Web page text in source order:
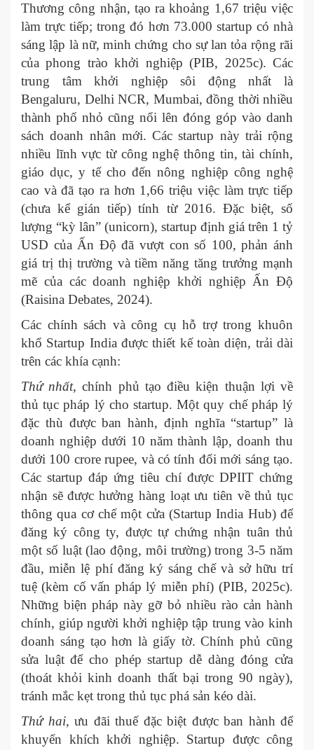
Thương công nhận, tạo ra khoảng 1,67 triệu việc
làm trực tiếp; trong đó hơn 73.000 startup có nhà
sáng lập là nữ, minh chứng cho sự lan tỏa rộng rãi
của phong trào khởi nghiệp (PIB, 2025c). Các
trung tâm khởi nghiệp sôi động nhất là
Bengaluru, Delhi NCR, Mumbai, đồng thời nhiều
thành phố nhỏ cũng nổi lên đóng góp vào danh
sách doanh nhân mới. Các startup này trải rộng
nhiều lĩnh vực từ công nghệ thông tin, tài chính,
giáo dục, y tế cho đến nông nghiệp công nghệ
cao và đã tạo ra hơn 1,66 triệu việc làm trực tiếp
(chưa kể gián tiếp) tính từ 2016. Đặc biệt, số
lượng “kỳ lân” (unicorn), startup định giá trên 1 tỷ
USD của Ấn Độ đã vượt con số 100, phản ánh
giá trị thị trường và tiềm năng tăng trưởng mạnh
mẽ của các doanh nghiệp khởi nghiệp Ấn Độ
(Raisina Debates, 2024).
Các chính sách và công cụ hỗ trợ trong khuôn
khổ Startup India được thiết kế toàn diện, trải dài
trên các khía cạnh:
Thứ nhất, chính phủ tạo điều kiện thuận lợi về
thủ tục pháp lý cho startup. Một quy chế pháp lý
đặc thù được ban hành, định nghĩa “startup” là
doanh nghiệp dưới 10 năm thành lập, doanh thu
dưới 100 crore rupee, và có tính đổi mới sáng tạo.
Các startup đáp ứng tiêu chí được DPIIT chứng
nhận sẽ được hưởng hàng loạt ưu tiên về thủ tục
thông qua cơ chế một cửa (Startup India Hub) để
đăng ký công ty, được tự chứng nhận tuân thủ
một số luật (lao động, môi trường) trong 3-5 năm
đầu, miễn lệ phí đăng ký sáng chế và sở hữu trí
tuệ (kèm cố vấn pháp lý miễn phí) (PIB, 2025c).
Những biện pháp này gỡ bỏ nhiều rào cản hành
chính, giúp người khởi nghiệp tập trung vào kinh
doanh sáng tạo hơn là giấy tờ. Chính phủ cũng
sửa luật để cho phép startup dễ dàng đóng cửa
(thoát khỏi kinh doanh thất bại trong 90 ngày),
tránh mắc kẹt trong thủ tục phá sản kéo dài.
Thứ hai, ưu đãi thuế đặc biệt được ban hành để
khuyến khích khởi nghiệp. Startup được công